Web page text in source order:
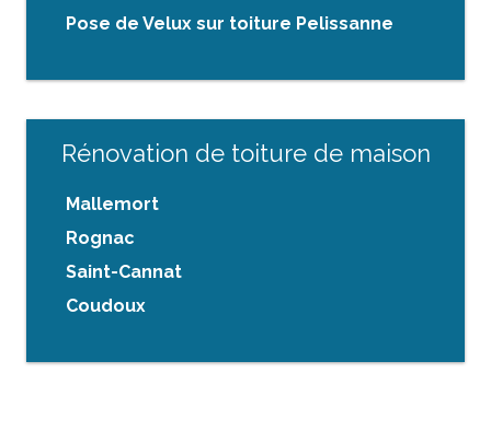
Pose de Velux sur toiture Pelissanne
Rénovation de toiture de maison
Mallemort
Rognac
Saint-Cannat
Coudoux